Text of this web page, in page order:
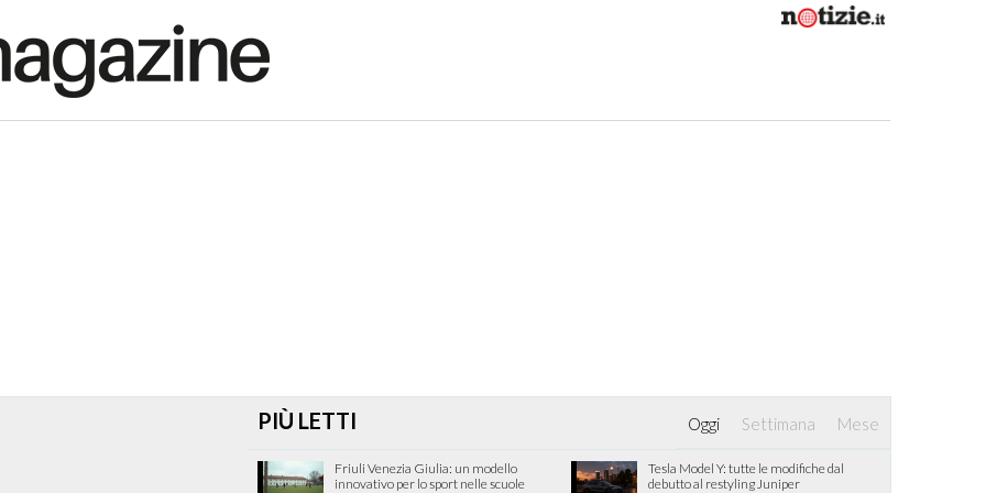
PIÙ LETTI Oggi Settimana Mese
Friuli Venezia Giulia: un modello
innovativo per lo sport nelle scuole
Tesla Model Y: tutte le modifiche dal
debutto al restyling Juniper